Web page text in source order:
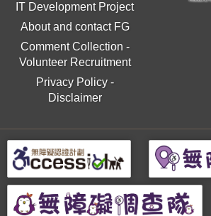
IT Development Project
About and contact FG
Comment Collection -
Volunteer Recruitment
Privacy Policy-
Disclaimer